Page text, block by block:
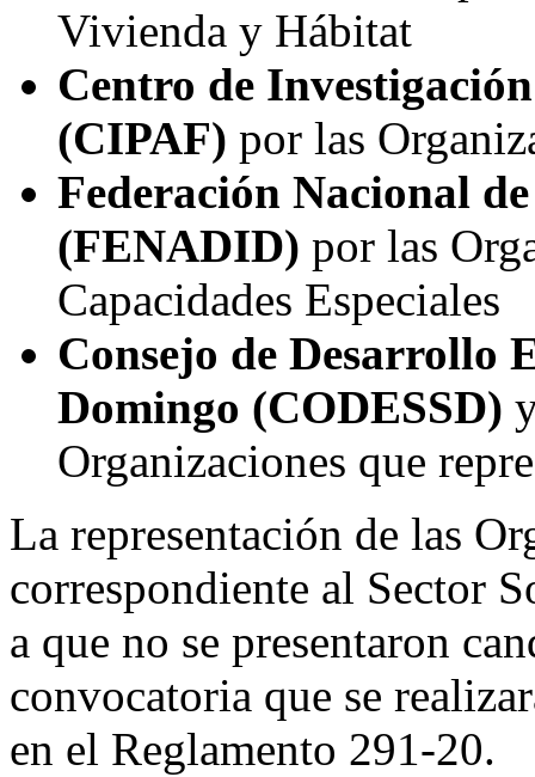
Vivienda y Hábitat
Centro de
(CIPAF) por las
Federación Nacional
(FENADID) por las
Capacidades Especiales
Consejo de Desarrollo
Domingo (CODESSD)
Organizaciones que
La representación de las
correspondiente al Sector
a que no se presentaron
convocatoria que se
en el Reglamento 291-20.